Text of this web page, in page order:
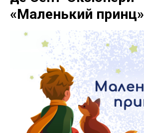
«Маленький принц»